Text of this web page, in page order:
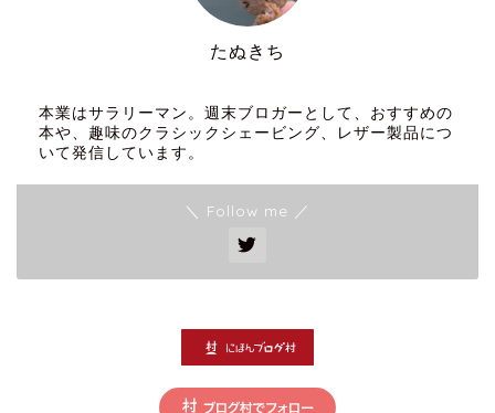
たぬきち
本業はサラリーマン。週末ブロガーとして、おすすめの
本や、趣味のクラシックシェービング、レザー製品につ
いて発信しています。
＼ Follow me ／